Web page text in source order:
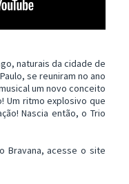
naturais da cidade de
se reuniram no ano
um novo conceito
Um ritmo explosivo que
Nascia então, o Trio
Bravana, acesse o site